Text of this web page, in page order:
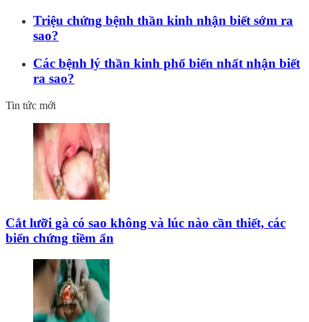
Triệu chứng bệnh thần kinh nhận biết sớm ra
sao?
Các bệnh lý thần kinh phổ biến nhất nhận biết
ra sao?
Tin tức mới
Cắt lưỡi gà có sao không và lúc nào cần thiết, các
biến chứng tiềm ẩn